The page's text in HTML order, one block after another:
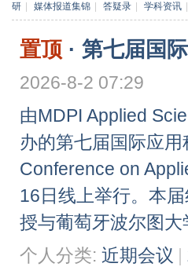
研
媒体报道集锦 答疑录 学科资讯
置顶 · 第七届国
2026-8-2 07:29
由MDPI Applied
办的第七届国际应
Conference on
16日线上举行。本
授与葡萄牙波尔图
个人分类: 近期会议 |